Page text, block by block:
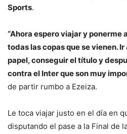
Sports.
“Ahora espero viajar y
todas las copas que se vienen.
papel, conseguir el título y
contra el Inter que son muy
de partir rumbo a Ezeiza.
Le toca viajar justo en el día en
disputando el pase a la Final de